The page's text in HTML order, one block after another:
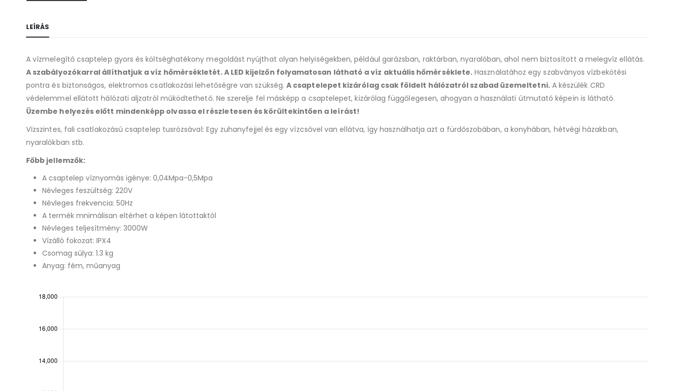
LEÍRÁS
A vízmelegítő csaptelep gyors és költséghatékony megoldást nyújthat olyan helyiségekben, például garázsban, raktárban, nyaralóban, ahol nem biztosított a melegvíz ellátás.
A szabályozókarral állíthatjuk a víz hőmérsékletét. A LED kijelzőn folyamatosan látható a víz aktuális hőmérséklete. Használatához egy szabványos vízbekötési
pontra és biztonságos, elektromos csatlakozási lehetőségre van szükség.A csaptelepet kizárólag csak földelt hálózatról szabad üzemeltetni.A készülék CRD
védelemmel ellátott hálózati aljzatról működtethető. Ne szerelje fel másképp a csaptelepet, kizárólag függőlegesen, ahogyan a használati útmutató képein is látható.
Üzembe helyezés előtt mindenképp olvassa el részletesen és körültekintően a leírást!
Vízszintes, fali csatlakozású csaptelep tusrózsával: Egy zuhanyfejjel és egy vízcsővel van ellátva, így használhatja azt a fürdőszobában, a konyhában, hétvégi házakban,
nyaralókban stb.
Főbb jellemzők:
A csaptelep víznyomás igénye: 0,04Mpa-0,5Mpa
Névleges feszültség: 220V
Névleges frekvencia: 50Hz
A termék mnimálisan eltérhet a képen látottaktól
Névleges teljesítmény: 3000W
Vízálló fokozat: IPX4
Csomag súlya: 1.3 kg
Anyag: fém, műanyag